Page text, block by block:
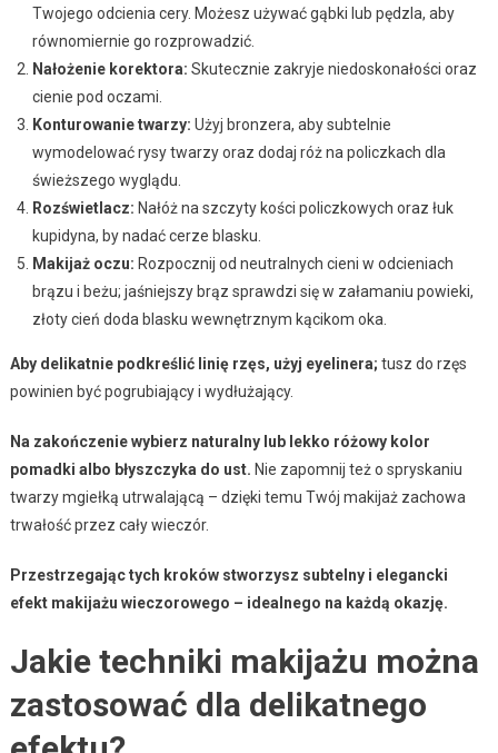
Twojego odcienia cery. Możesz używać gąbki lub pędzla, aby
równomiernie go rozprowadzić.
Nałożenie korektora: Skutecznie zakryje niedoskonałości oraz
cienie pod oczami.
Konturowanie twarzy: Użyj bronzera, aby subtelnie
wymodelować rysy twarzy oraz dodaj róż na policzkach dla
świeższego wyglądu.
Rozświetlacz: Nałóż na szczyty kości policzkowych oraz łuk
kupidyna, by nadać cerze blasku.
Makijaż oczu: Rozpocznij od neutralnych cieni w odcieniach
brązu i beżu; jaśniejszy brąz sprawdzi się w załamaniu powieki,
złoty cień doda blasku wewnętrznym kącikom oka.
Aby delikatnie podkreślić linię rzęs, użyj eyelinera; tusz do rzęs
powinien być pogrubiający i wydłużający.
Na zakończenie wybierz naturalny lub lekko różowy kolor
pomadki albo błyszczyka do ust. Nie zapomnij też o spryskaniu
twarzy mgiełką utrwalającą – dzięki temu Twój makijaż zachowa
trwałość przez cały wieczór.
Przestrzegając tych kroków stworzysz subtelny i elegancki
efekt makijażu wieczorowego – idealnego na każdą okazję.
Jakie techniki makijażu można
zastosować dla delikatnego